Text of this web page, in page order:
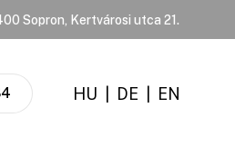
Sopron, Kertvárosi utca 21.
HU DE EN